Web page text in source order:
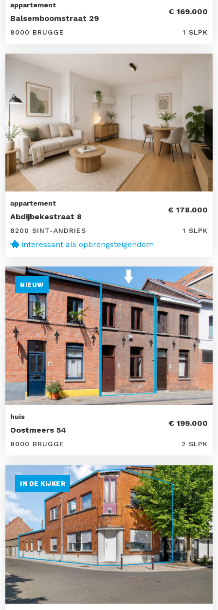
appartement
Balsemboomstraat 29
€ 169.000
8000 BRUGGE 1 SLPK
appartement
Abdijbekestraat 8
€ 178.000
8200 SINT-ANDRIES 1 SLPK
interessant als opbrengsteigendom
NIEUW
huis
Oostmeers 54
€ 199.000
8000 BRUGGE 2 SLPK
IN DE KIJKER